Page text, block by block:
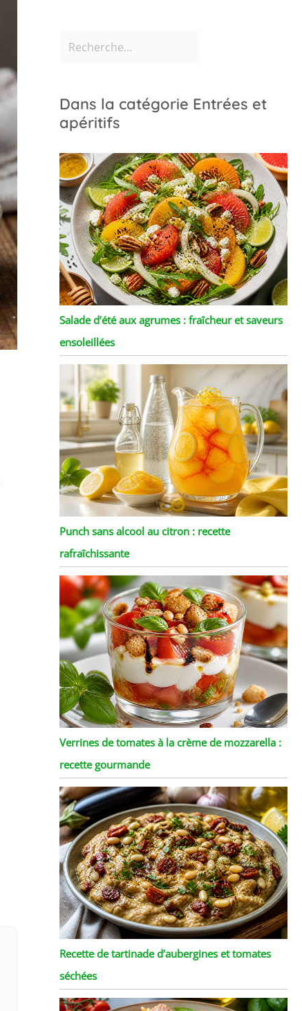
Dans la catégorie Entrées et
apéritifs
Salade d’été aux agrumes : fraîcheur et saveurs
ensoleillées
Punch sans alcool au citron : recette
rafraîchissante
Verrines de tomates à la crème de mozzarella :
recette gourmande
Recette de tartinade d’aubergines et tomates
séchées